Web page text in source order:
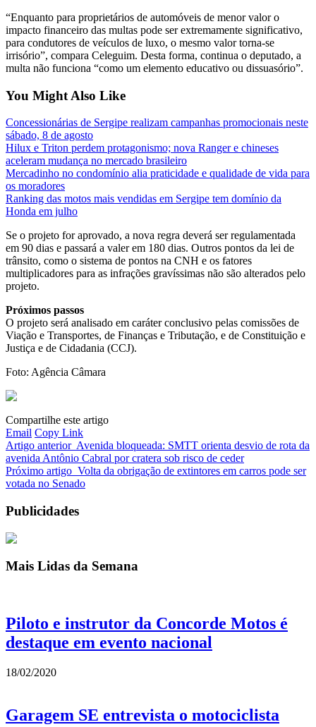
“Enquanto para proprietários de automóveis de menor valor o
impacto financeiro das multas pode ser extremamente significativo,
para condutores de veículos de luxo, o mesmo valor torna-se
irrisório”, compara Celeguim. Desta forma, continua o deputado, a
multa não funciona “como um elemento educativo ou dissuasório”.
You Might Also Like
Concessionárias de Sergipe realizam campanhas promocionais neste
sábado, 8 de agosto
Hilux e Triton perdem protagonismo; nova Ranger e chineses
aceleram mudança no mercado brasileiro
Mercadinho no condomínio alia praticidade e qualidade de vida para
os moradores
Ranking das motos mais vendidas em Sergipe tem domínio da
Honda em julho
Se o projeto for aprovado, a nova regra deverá ser regulamentada
em 90 dias e passará a valer em 180 dias. Outros pontos da lei de
trânsito, como o sistema de pontos na CNH e os fatores
multiplicadores para as infrações gravíssimas não são alterados pelo
projeto.
Próximos passos
O projeto será analisado em caráter conclusivo pelas comissões de
Viação e Transportes, de Finanças e Tributação, e de Constituição e
Justiça e de Cidadania (CCJ).
Foto: Agência Câmara
Compartilhe este artigo
Email Copy Link
Artigo anterior Avenida bloqueada: SMTT orienta desvio de rota da
avenida Antônio Cabral por cratera sob risco de ceder
Próximo artigo Volta da obrigação de extintores em carros pode ser
votada no Senado
Publicidades
Mais Lidas da Semana
Piloto e instrutor da Concorde Motos é
destaque em evento nacional
18/02/2020
Garagem SE entrevista o motociclista